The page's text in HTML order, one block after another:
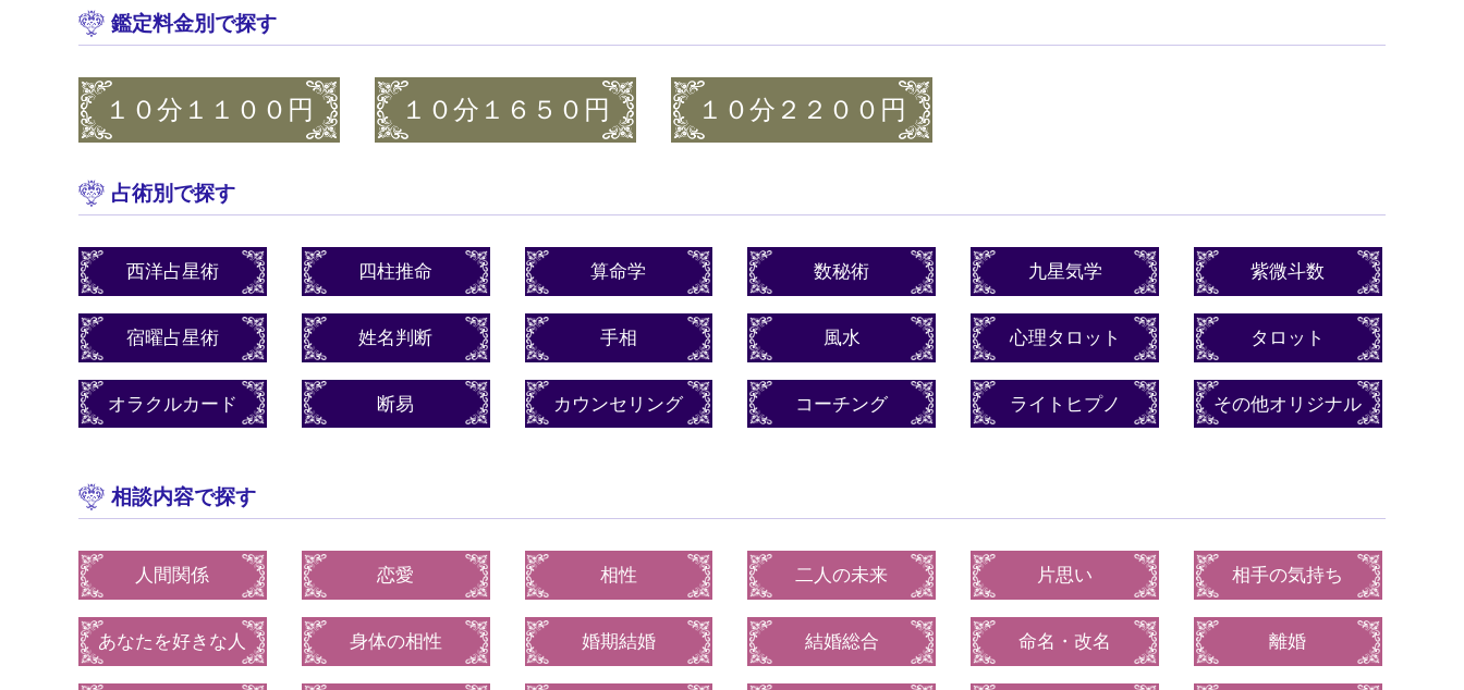
鑑定料金別で探す
１０分１１００円 １０分１６５０円 １０分２２００円
占術別で探す
西洋占星術 四柱推命 算命学 数秘術 九星気学 紫微斗数
宿曜占星術 姓名判断 手相 風水 心理タロット タロット
オラクルカード 断易 カウンセリング コーチング ライトヒプノ その他オリジナル
相談内容で探す
人間関係 恋愛 相性 二人の未来 片思い 相手の気持ち
あなたを好きな人 身体の相性 婚期結婚 結婚総合 命名・改名 離婚